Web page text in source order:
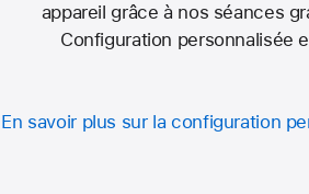
appareil grâce à nos séances
Configuration personnalisée
En savoir plus sur la configuration